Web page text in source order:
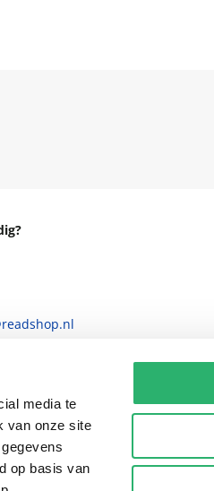
media te
van onze site
op basis van